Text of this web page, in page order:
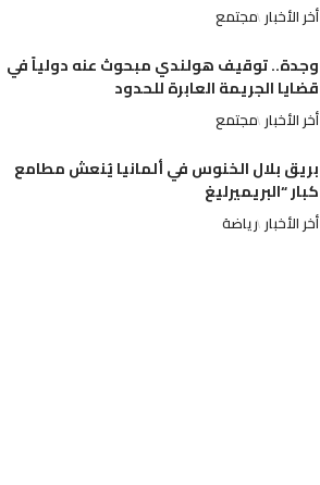
أخر الأخبار مجتمع
وجدة.. توقيف هولندي مبحوث عنه دولياً في
قضايا الجريمة العابرة للحدود
أخر الأخبار مجتمع
بريق بلال الخنوس في ألمانيا يُنعش مطامع
كبار “البريميرليغ
أخر الأخبار رياضة